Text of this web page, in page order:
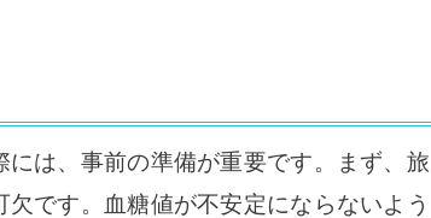
は、事前の準備が重要です。まず、旅
です。血糖値が不安定にならないよう